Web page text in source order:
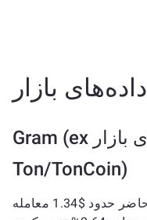
داده‌های بازار
داده‌های بازار Gram (ex
Ton/TonCoin)
Gram (ex Ton/TonCoin) در حال حاضر حدود $1.34 معامله